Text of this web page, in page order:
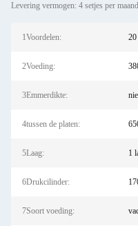
Levering vermogen: 4 setjes per maand
1Voordelen: 20
2Voeding:
3Emmerdikte:
4tussen de platen:
5Laag: 1
6Drukcilinder:
7Soort voeding: